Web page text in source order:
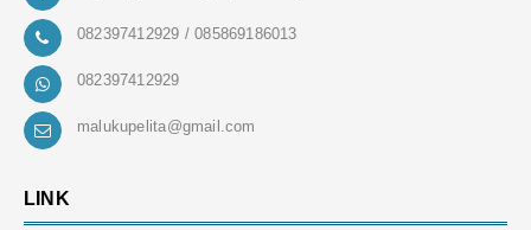
082397412929 / 085869186013
082397412929
malukupelita@gmail.com
LINK